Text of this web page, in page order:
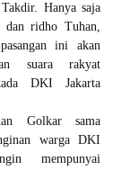
Hanya saja
dan ridho Tuhan,
ini akan
suara rakyat
DKI Jakarta
Golkar sama
warga DKI
mempunyai